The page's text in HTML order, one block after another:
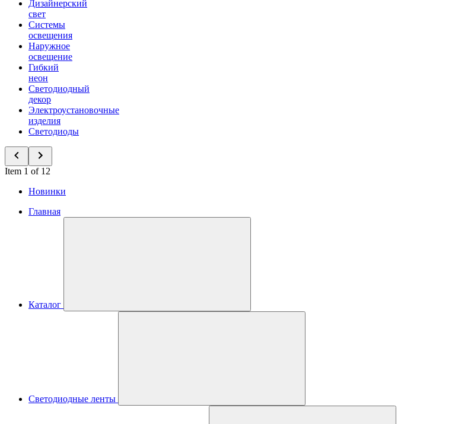
Дизайнерский
свет
Системы
освещения
Наружное
освещение
Гибкий
неон
Светодиодный
декор
Электроустановочные
изделия
Светодиоды
Item 1 of 12
Новинки
Главная
Каталог
Светодиодные ленты